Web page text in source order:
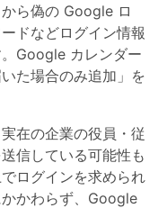
ら偽の Google ロ
ドなどログイン情報
Google カレンダー
た場合のみ追加」を
在の企業の役員・従
信している可能性も
ログインを求められ
かわらず、Google